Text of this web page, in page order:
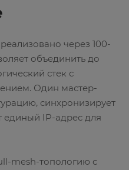
через 100-
объединить до
стек с
Один мастер-
синхронизирует
единый IP-адрес для
mesh-топологию с